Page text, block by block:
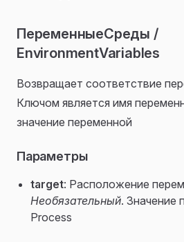
ПеременныеСреды /
EnvironmentVariables
Возвращает соответствие
Ключом является имя
значение переменной
Параметры
target: Расположение
Необязательный. Значение
Process